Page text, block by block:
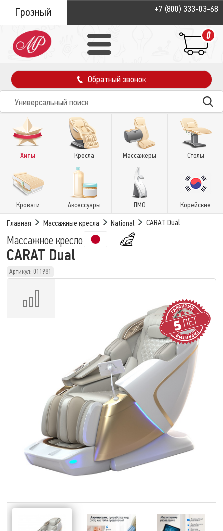
Грозный +7 (800) 333-03-68
0
Обратный звонок
Хиты Кресла Массажеры Столы
Кровати Аксессуары ПМО Корейские
Главная Массажные кресла National CARAT Dual
Массажное кресло
CARAT Dual
Артикул: 011981